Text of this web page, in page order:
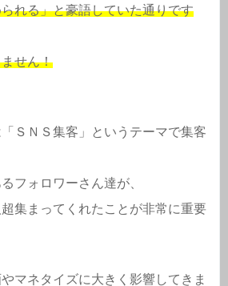
れる」と豪語していた通りです
せん！
ＳＮＳ集客」というテーマで集客
フォロワーさん達が、
集まってくれたことが非常に重要
マネタイズに大きく影響してきま